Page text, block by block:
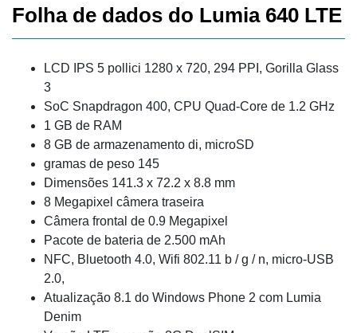
Folha de dados do Lumia 640 LTE
LCD IPS 5 pollici 1280 x 720, 294 PPI, Gorilla Glass
3
SoC Snapdragon 400, CPU Quad-Core de 1.2 GHz
1 GB de RAM
8 GB de armazenamento di, microSD
gramas de peso 145
Dimensões 141.3 x 72.2 x 8.8 mm
8 Megapixel câmera traseira
Câmera frontal de 0.9 Megapixel
Pacote de bateria de 2.500 mAh
NFC, Bluetooth 4.0, Wifi 802.11 b / g / n, micro-USB
2.0,
Atualização 8.1 do Windows Phone 2 com Lumia
Denim